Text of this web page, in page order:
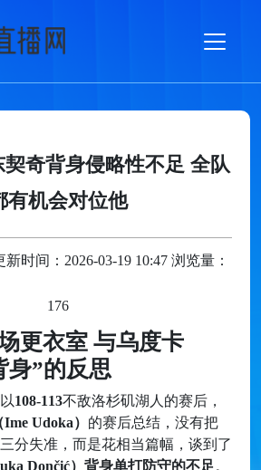
奇背身侵略性不足 全队
有机会对位他
时间：2026-03-19 10:47 浏览量：
176
更衣室 与乌度卡
身”的反思
108-113不敌洛杉矶湖人的赛后，
Udoka） 的赛后总结，没有把
分失准，而是花相当篇幅，谈到了
Dončić）背身单打防守的不足。